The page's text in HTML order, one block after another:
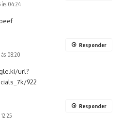
às 04:24
08:20
url?
922
Responder
Responder